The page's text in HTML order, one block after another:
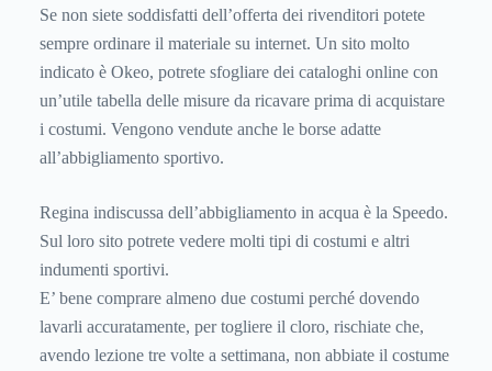
Se non siete soddisfatti dell’offerta dei rivenditori potete
sempre ordinare il materiale su internet. Un sito molto
indicato è Okeo, potrete sfogliare dei cataloghi online con
un’utile tabella delle misure da ricavare prima di acquistare
i costumi. Vengono vendute anche le borse adatte
all’abbigliamento sportivo.
Regina indiscussa dell’abbigliamento in acqua è la Speedo.
Sul loro sito potrete vedere molti tipi di costumi e altri
indumenti sportivi.
E’ bene comprare almeno due costumi perché dovendo
lavarli accuratamente, per togliere il cloro, rischiate che,
avendo lezione tre volte a settimana, non abbiate il costume